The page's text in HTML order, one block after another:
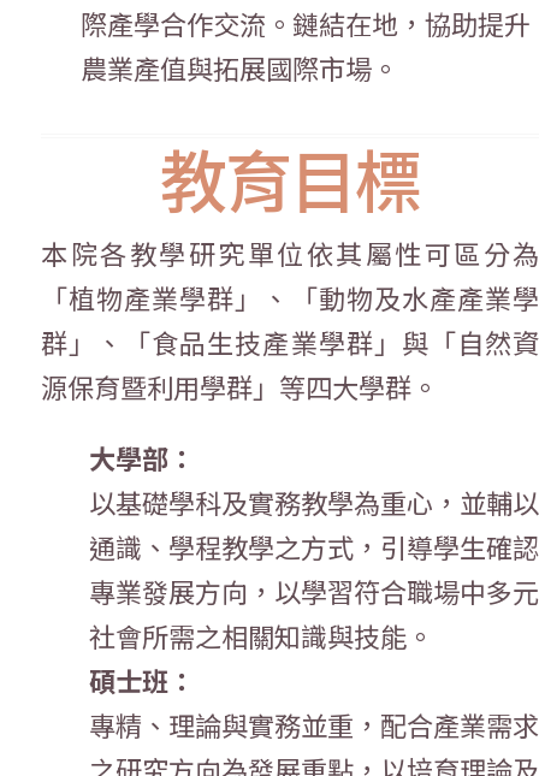
際產學合作交流。鏈結在地，協助提升
農業產值與拓展國際市場。
教育目標
本院各教學研究單位依其屬性可區分為
「植物產業學群」、「動物及水產產業學
群」、「食品生技產業學群」與「自然資
源保育暨利用學群」等四大學群。
大學部：
以基礎學科及實務教學為重心，並輔以
通識、學程教學之方式，引導學生確認
專業發展方向，以學習符合職場中多元
社會所需之相關知識與技能。
碩士班：
專精、理論與實務並重，配合產業需求